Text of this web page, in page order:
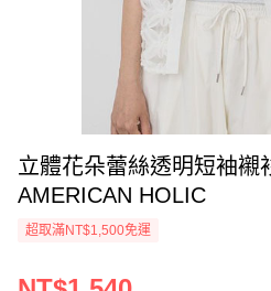
立體花朵蕾絲透明短袖襯
AMERICAN HOLIC
超取滿NT$1,500免運